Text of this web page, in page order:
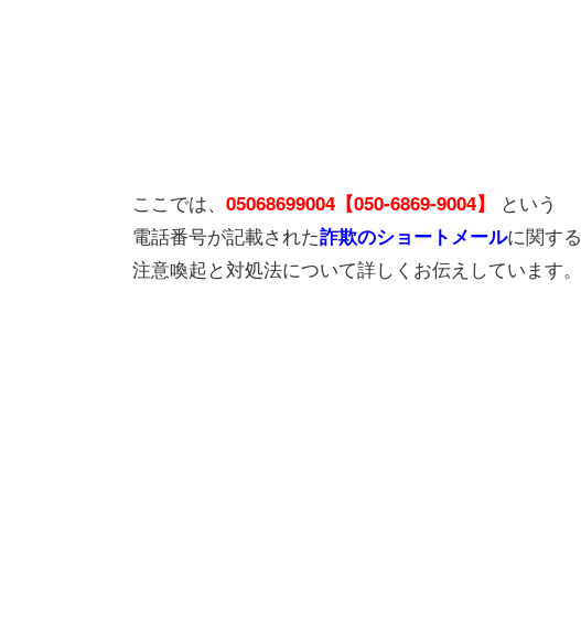
ここでは、 05068699004【050-6869-9004】
という
電話番号が記載された詐欺のショートメールに関する
注意喚起と対処法について詳しくお伝えしています。